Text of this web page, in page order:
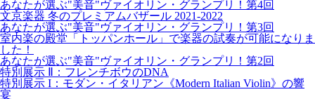
あなたが選ぶ"美音"ヴァイオリン・グランプリ！第4回
文京楽器 冬のプレミアムバザール 2021-2022
あなたが選ぶ"美音"ヴァイオリン・グランプリ！第3回
室内楽の殿堂「トッパンホール」で楽器の試奏が可能になりま
した！
あなたが選ぶ"美音"ヴァイオリン・グランプリ！第2回
特別展示 Ⅱ：フレンチボウのDNA
特別展示 I：モダン・イタリアン《Modern Italian Violin》の響
宴